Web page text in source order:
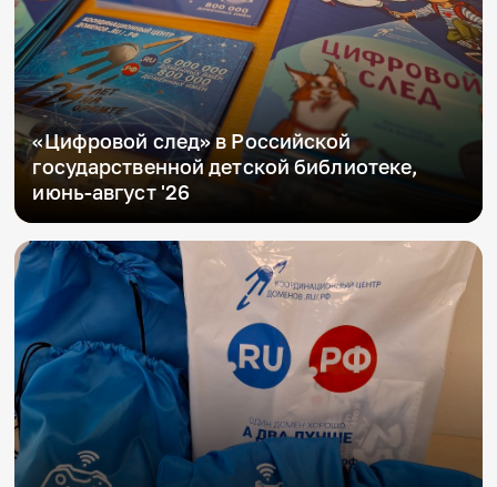
«Цифровой след» в Российской
государственной детской библиотеке,
июнь-август '26